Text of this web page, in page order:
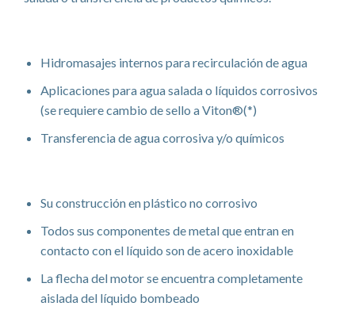
Hidromasajes internos para recirculación de agua
Aplicaciones para agua salada o líquidos corrosivos
(se requiere cambio de sello a Viton®(*)
Transferencia de agua corrosiva y/o químicos
Su construcción en plástico no corrosivo
Todos sus componentes de metal que entran en
contacto con el líquido son de acero inoxidable
La flecha del motor se encuentra completamente
aislada del líquido bombeado